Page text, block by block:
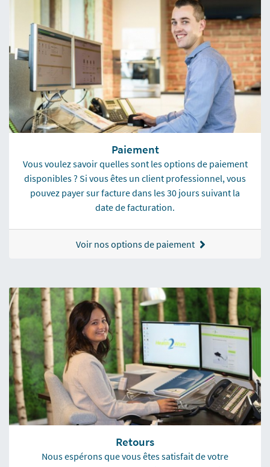
Paiement
Vous voulez savoir quelles sont les options de paiement
disponibles ? Si vous êtes un client professionnel, vous
pouvez payer sur facture dans les 30 jours suivant la
date de facturation.
Voir nos options de paiement
Retours
Nous espérons que vous êtes satisfait de votre